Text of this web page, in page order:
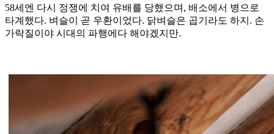
58세엔 다시 정쟁에 치여 유배를 당했으며, 배소에서 병으로
타계했다. 벼슬이 곧 우환이었다. 닭벼슬은 곱기라도 하지. 손
가락질이야 시대의 파행에다 해야겠지만.